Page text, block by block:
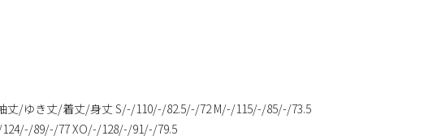
丈/ゆき丈/着丈/身丈 S/-/110/-/82.5/-/72 M/-/115/-/85/-/73.5
89/-/77 XO/-/128/-/91/-/79.5